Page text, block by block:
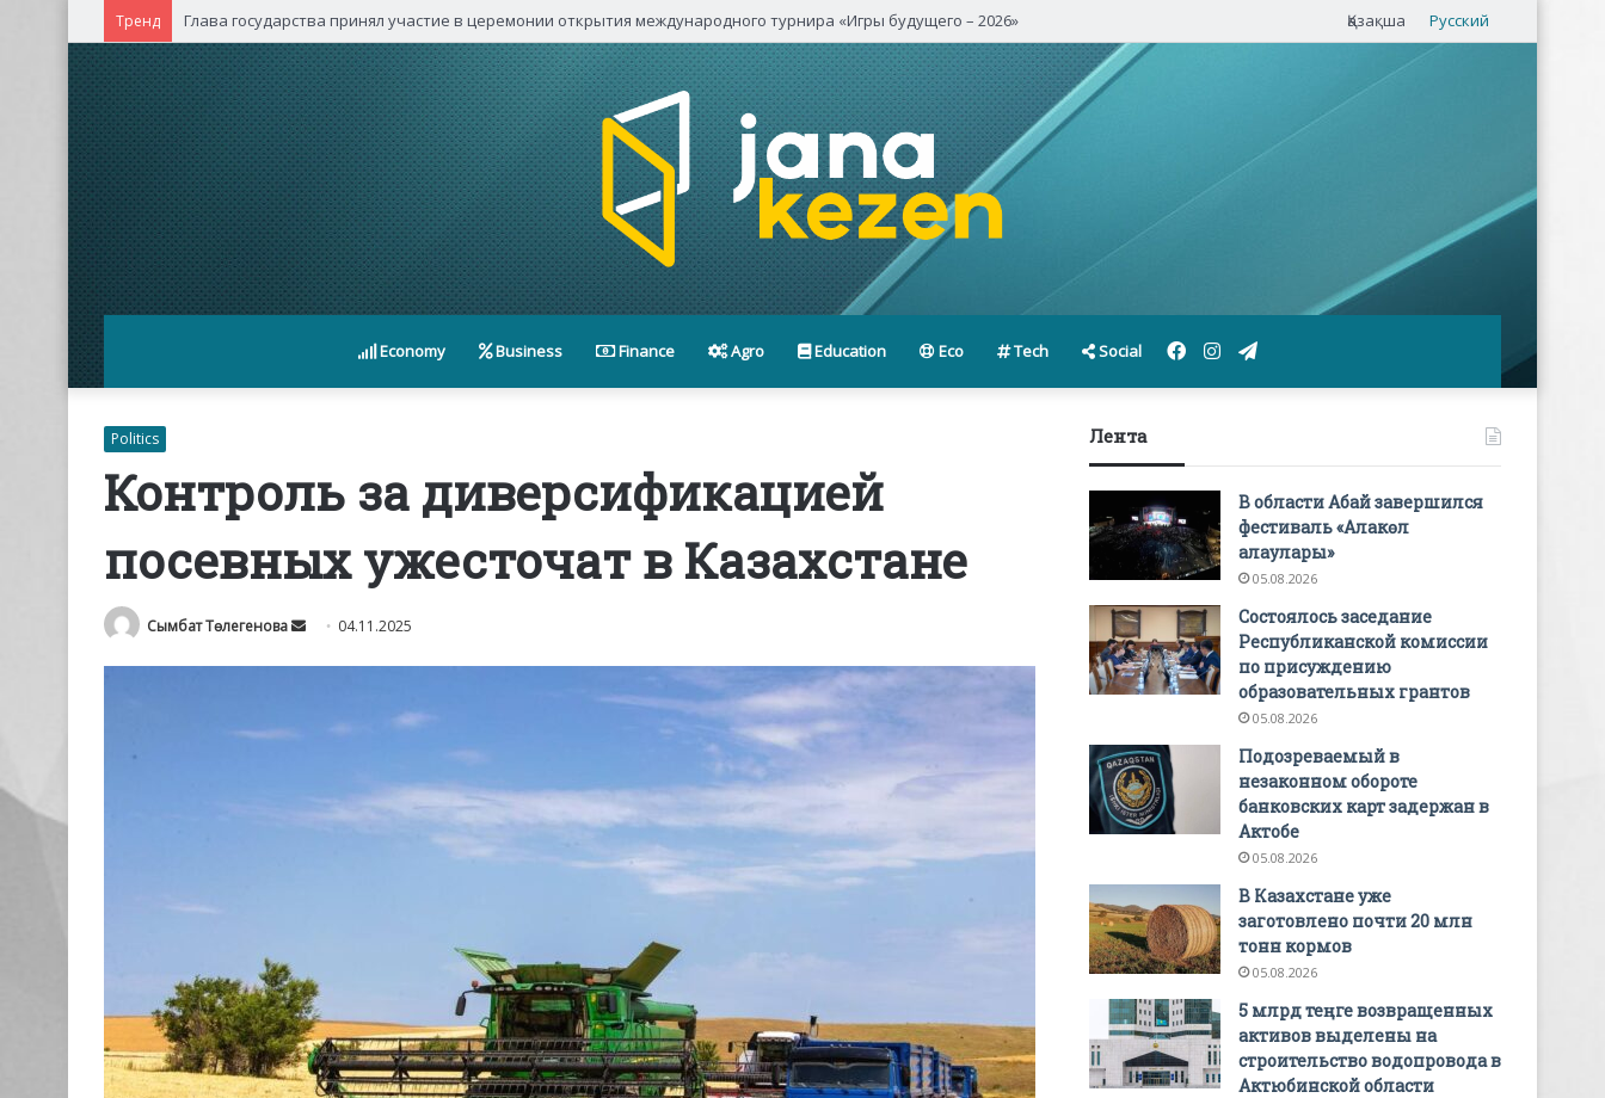
Тренд Глава государства принял участие в церемонии открытия международного турнира «Игры будущего – 2026» Қазақша Русский
Economy Business Finance Agro Education Eco Tech Social Telegram
Instagram
Facebook
Politics
Контроль за диверсификацией
посевных ужесточат в Казахстане
Сымбат Төлегенова
Send 04.11.2025
Лента
В области Абай завершился
фестиваль «Алакөл
алаулары»
05.08.2026
Состоялось заседание
Республиканской комиссии
по присуждению
образовательных грантов
05.08.2026
Подозреваемый в
незаконном обороте
банковских карт задержан в
Актобе
05.08.2026
В Казахстане уже
заготовлено почти 20 млн
тонн кормов
05.08.2026
5 млрд теңге возвращенных
активов выделены на
строительство водопровода в
Актюбинской области